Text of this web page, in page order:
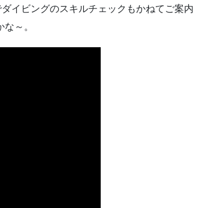
イビングのスキルチェックもかねてご案内
～。